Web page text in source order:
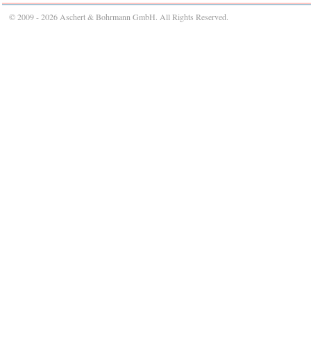
© 2009 - 2026 Aschert & Bohrmann GmbH. All Rights Reserved.